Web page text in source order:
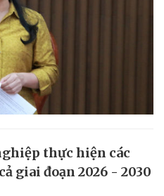
thực hiện các
giai đoạn 2026 - 2030